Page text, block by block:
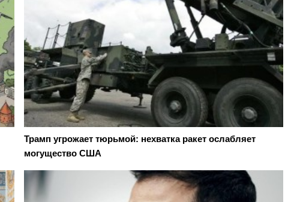
Трамп угрожает тюрьмой: нехватка ракет ослабляет
могущество США